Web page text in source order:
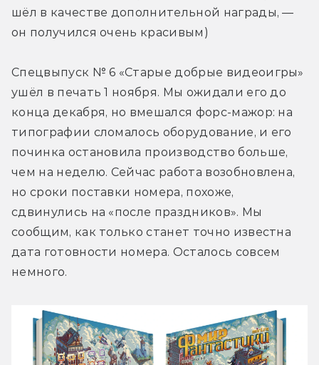
шёл в качестве дополнительной награды, —
он получился очень красивым)
Спецвыпуск № 6 «Старые добрые видеоигры»
ушёл в печать 1 ноября. Мы ожидали его до
конца декабря, но вмешался форс-мажор: на
типографии сломалось оборудование, и его
починка остановила производство больше,
чем на неделю. Сейчас работа возобновлена,
но сроки поставки номера, похоже,
сдвинулись на «после праздников». Мы
сообщим, как только станет точно известна
дата готовности номера. Осталось совсем
немного.